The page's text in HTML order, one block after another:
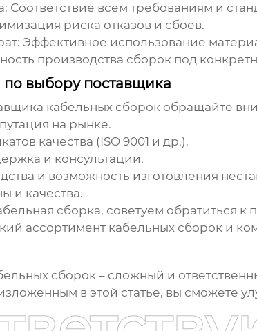
Соответствие всем требованиям и
риска отказов и сбоев.
Эффективное использование
производства сборок под
выбору поставщика
кабельных сборокобращайте
на рынке.
качества (ISO 9001 и др.).
и консультации.
и возможность изготовления
и качества.
сборка, советуем обратиться
ассортимент кабельных сборок и
сборок– сложный и
в этой статье, вы сможете